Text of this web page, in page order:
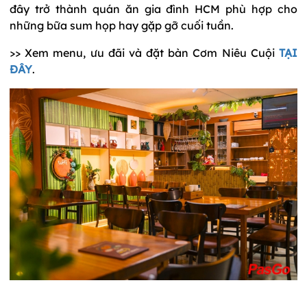
đây trở thành quán ăn gia đình HCM phù hợp cho
những bữa sum họp hay gặp gỡ cuối tuần.
>> Xem menu, ưu đãi và đặt bàn Cơm Niêu Cuội TẠI
ĐÂY.